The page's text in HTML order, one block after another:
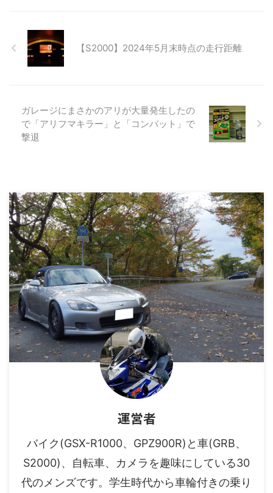
【S2000】2024年5月末時点の走行距離
ガレージにまさかのアリが大量発生したの
で「アリフマキラー」と「コンバット」で
撃退
運営者
バイク(GSX-R1000、GPZ900R)と車(GRB、
S2000)、自転車、カメラを趣味にしている30
代のメンズです。学生時代から車輪付きの乗り